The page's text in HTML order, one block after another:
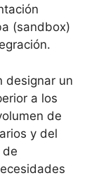
(sandbox)
designar un
a los
de
y del
de